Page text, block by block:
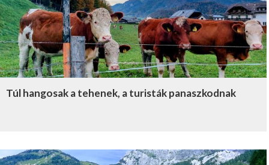
Túl hangosak a tehenek, a turisták panaszkodnak